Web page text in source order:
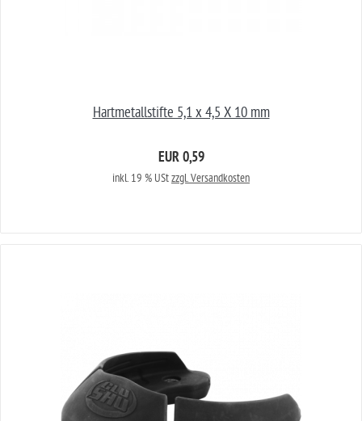
Hartmetallstifte 5,1 x 4,5 X 10 mm
EUR 0,59
inkl. 19 % UStzzgl. Versandkosten